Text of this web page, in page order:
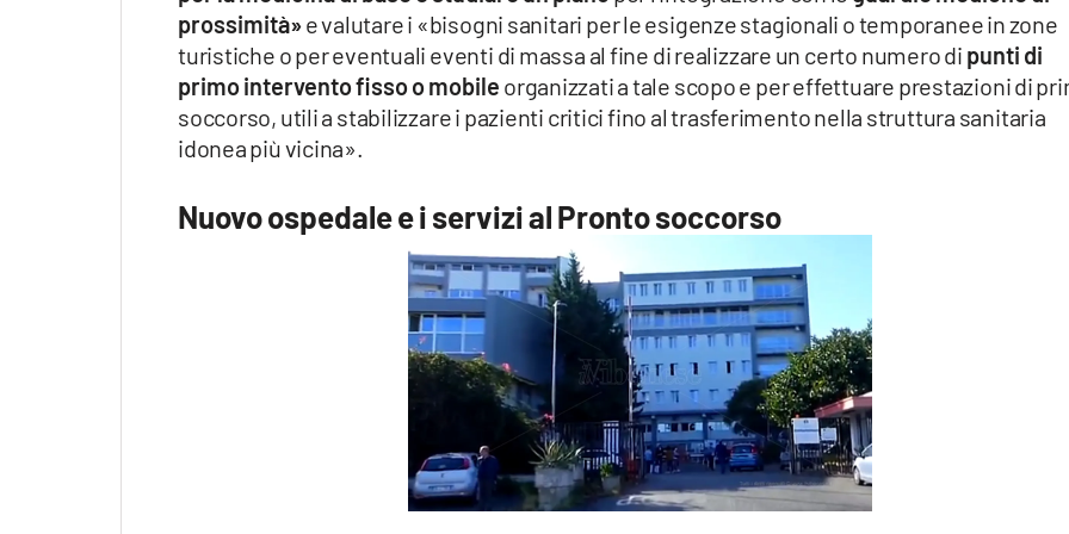
prossimità»e valutare i «bisogni sanitari per le esigenze stagionali o temporanee in zone
turistiche o per eventuali eventi di massa al fine di realizzare un certo numero di punti di
primo intervento fisso o mobile organizzati a tale scopo e per effettuare prestazioni di
soccorso, utili a stabilizzare i pazienti critici fino al trasferimento nella struttura sanitaria
idonea più vicina».
Nuovo ospedale e i servizi al Pronto soccorso